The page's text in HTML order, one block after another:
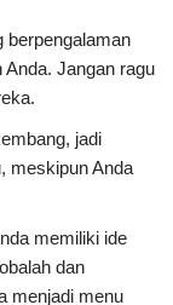
berpengalaman
Jangan ragu
jadi
meskipun Anda
memiliki ide
dan
menjadi menu